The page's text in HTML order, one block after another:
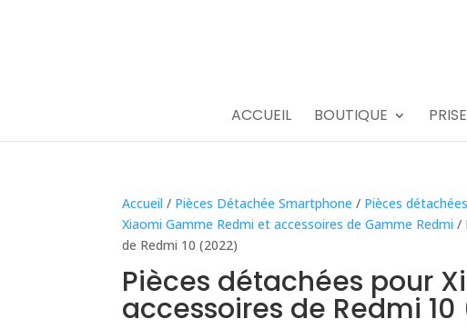
ACCUEIL BOUTIQUE
Accueil / Pièces Détachée Smartphone / Pièces
Xiaomi Gamme Redmi et accessoires de Gamme Redmi /
de Redmi 10 (2022)
Pièces détachées pour
accessoires de Redmi